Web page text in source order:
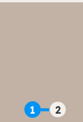
1 2